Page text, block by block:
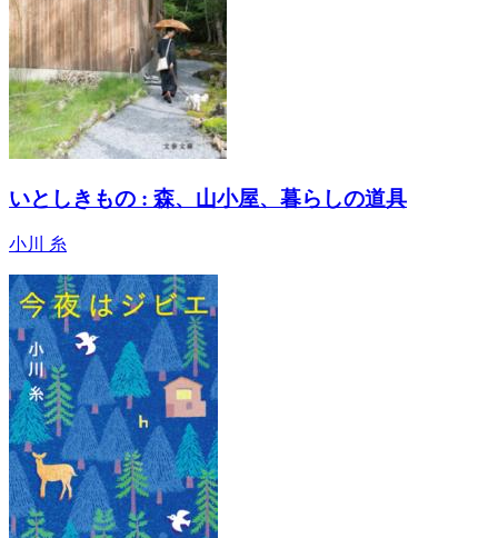
いとしきもの : 森、山小屋、暮らしの道具
小川 糸